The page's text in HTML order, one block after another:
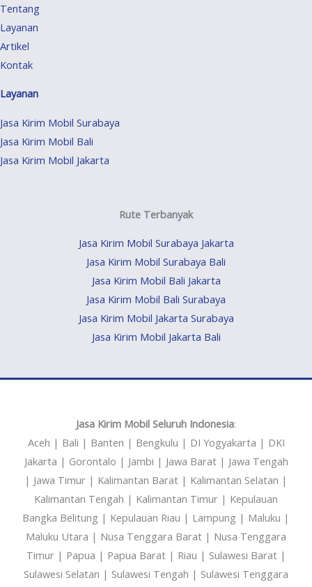
Tentang
Layanan
Artikel
Kontak
Layanan
Jasa Kirim Mobil Surabaya
Jasa Kirim Mobil Bali
Jasa Kirim Mobil Jakarta
Rute Terbanyak
Jasa Kirim Mobil Surabaya Jakarta
Jasa Kirim Mobil Surabaya Bali
Jasa Kirim Mobil Bali Jakarta
Jasa Kirim Mobil Bali Surabaya
Jasa Kirim Mobil Jakarta Surabaya
Jasa Kirim Mobil Jakarta Bali
Jasa Kirim Mobil Seluruh Indonesia:
Aceh | Bali | Banten | Bengkulu | DI Yogyakarta | DKI
Jakarta | Gorontalo | Jambi | Jawa Barat | Jawa Tengah
| Jawa Timur | Kalimantan Barat | Kalimantan Selatan |
Kalimantan Tengah | Kalimantan Timur | Kepulauan
Bangka Belitung | Kepulauan Riau | Lampung | Maluku |
Maluku Utara | Nusa Tenggara Barat | Nusa Tenggara
Timur | Papua | Papua Barat | Riau | Sulawesi Barat |
Sulawesi Selatan | Sulawesi Tengah | Sulawesi Tenggara